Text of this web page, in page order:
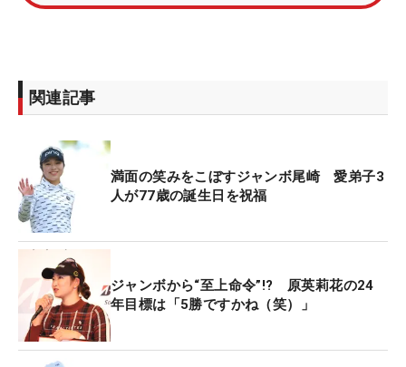
参加者のなかには、今年3月に史上最年少でプロ転
で話したり、ドライバーショットの際には思わず球
筋をマネて、右手でジェスチャーを行うなど熱視線
セレクションを終えたジャンボからは「はっきり言
うと、レベルは下がっているね」と厳しい言葉。
「いまはパワーの時代だから。女も男もね。特に男
の場合は300ヤード飛んでいないといけない時代。
女の子はキャリーで230ヤード、トータル250ヤー
ドくらい。それに該当するのは、きのうときょう
で、 2～3人だったかな」と感想を話した。
関連記事
満面の笑みをこぼすジャンボ尾崎 愛弟子3
人が77歳の誕生日を祝福
ジャンボから“至上命令”!? 原英莉花の24
年目標は「5勝ですかね（笑）」